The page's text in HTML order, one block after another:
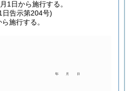
1日から施行する。
日告示第204号)
施行する。